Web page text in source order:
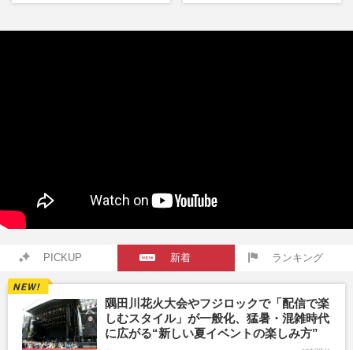
PICKUP 新着 ランキング
隅田川花火大会やフジロックで「配信で楽
しむスタイル」が一般化、猛暑・混雑時代
に広がる“新しい夏イベントの楽しみ方”